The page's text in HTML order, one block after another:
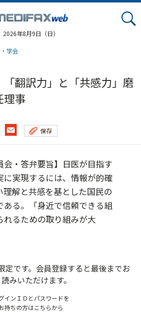
2026年8月9日（日）
学会
翻訳力」と「共感力」磨
事
保存
・答弁要旨】日医が目指す
に実現するには、情報が的確
理解と共感を基とした国民の
ある。「身近で信頼できる組
れるための取り組みが大
定です。会員登録すると最後までお
読みいただけます。
インＩＤとパスワードを
持ちの方はこちらから